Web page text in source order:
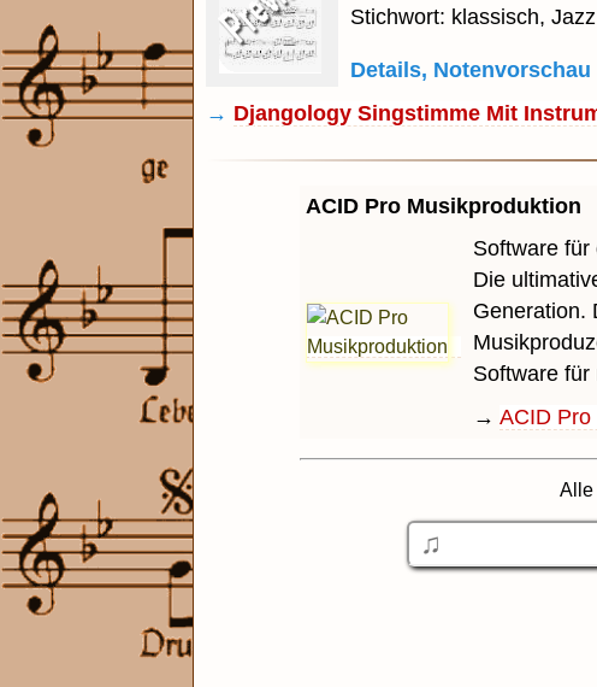
Stichwort: klassisch, Jazz
Details,
→ Djangology Singstimme Mit
ACID Pro Musikproduktion
Software für
Die
Generation.
Software für
→ ACID Pro
Alle